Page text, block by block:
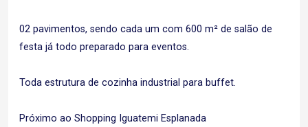
02 pavimentos, sendo cada um com 600 m² de salão de
festa já todo preparado para eventos.
Toda estrutura de cozinha industrial para buffet.
Próximo ao Shopping Iguatemi Esplanada